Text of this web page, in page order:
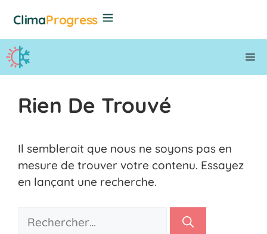
contenu
ClimaProgress
Rien De Trouvé
Il semblerait que nous ne soyons pas en
mesure de trouver votre contenu. Essayez
en lançant une recherche.
Rechercher :